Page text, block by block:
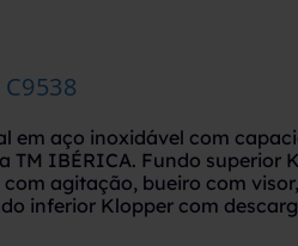
C9538
em aço inoxidável com
TM IBÉRICA. Fundo superior
agitação, bueiro com
inferior Klopper com